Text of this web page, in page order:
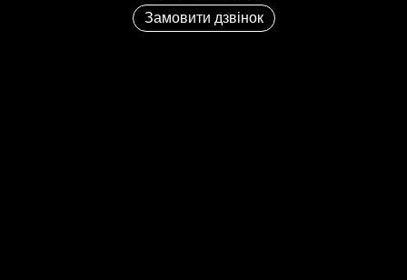
Замовити дзвінок